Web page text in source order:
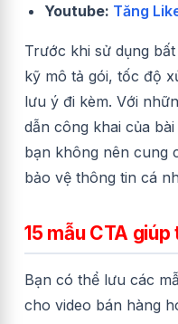
Youtube: Tăng
Trước khi sử dụng
kỹ mô tả gói, tốc độ
lưu ý đi kèm. Với
dẫn công khai của
bạn không nên cung
bảo vệ thông tin cá
15 mẫu CTA
Bạn có thể lưu các
cho video bán hàng